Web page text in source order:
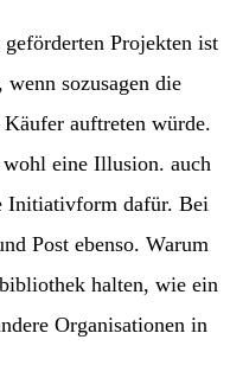
Projekten ist
wenn sozusagen die
auftreten würde.
eine Illusion. auch
Initiativform dafür. Bei
Post ebenso. Warum
halten, wie ein
Organisationen in